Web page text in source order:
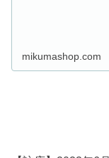
mikumashop.com